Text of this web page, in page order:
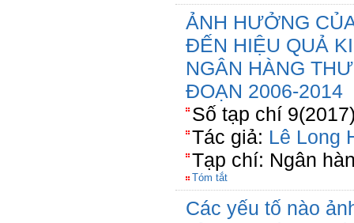
ẢNH HƯỞNG
ĐẾN HIỆU QUẢ
NGÂN HÀNG
ĐOẠN 2006-2014
Số tạp chí
Tác giả: Lê Long
Tạp chí: Ngân
Tóm tắt
Các yếu tố nào